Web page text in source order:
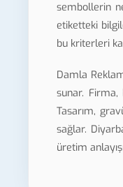
sembollerin
etiketteki
bu kriterleri
Damla
sunar.
Tasarım,
sağlar.
üretim